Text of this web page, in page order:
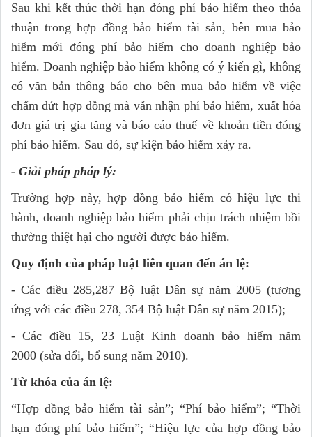
Sau khi kết thúc thời hạn đóng phí bảo hiểm theo thỏa
thuận trong hợp đồng bảo hiểm tài sản, bên mua bảo
hiểm mới đóng phí bảo hiểm cho doanh nghiệp bảo
hiểm. Doanh nghiệp bảo hiểm không có ý kiến gì, không
có văn bản thông báo cho bên mua bảo hiểm về việc
chấm dứt hợp đồng mà vẫn nhận phí bảo hiểm, xuất hóa
đơn giá trị gia tăng và báo cáo thuế về khoản tiền đóng
phí bảo hiểm. Sau đó, sự kiện bảo hiểm xảy ra.
- Giải pháp pháp lý:
Trường hợp này, hợp đồng bảo hiểm có hiệu lực thi
hành, doanh nghiệp bảo hiểm phải chịu trách nhiệm bồi
thường thiệt hại cho người được bảo hiểm.
Quy định của pháp luật liên quan đến án lệ:
- Các điều 285,287 Bộ luật Dân sự năm 2005 (tương
ứng với các điều 278, 354 Bộ luật Dân sự năm 2015);
- Các điều 15, 23 Luật Kinh doanh bảo hiểm năm
2000 (sửa đổi, bổ sung năm 2010).
Từ khóa của án lệ:
“Hợp đồng bảo hiểm tài sản”; “Phí bảo hiểm”; “Thời
hạn đóng phí bảo hiểm”; “Hiệu lực của hợp đồng bảo